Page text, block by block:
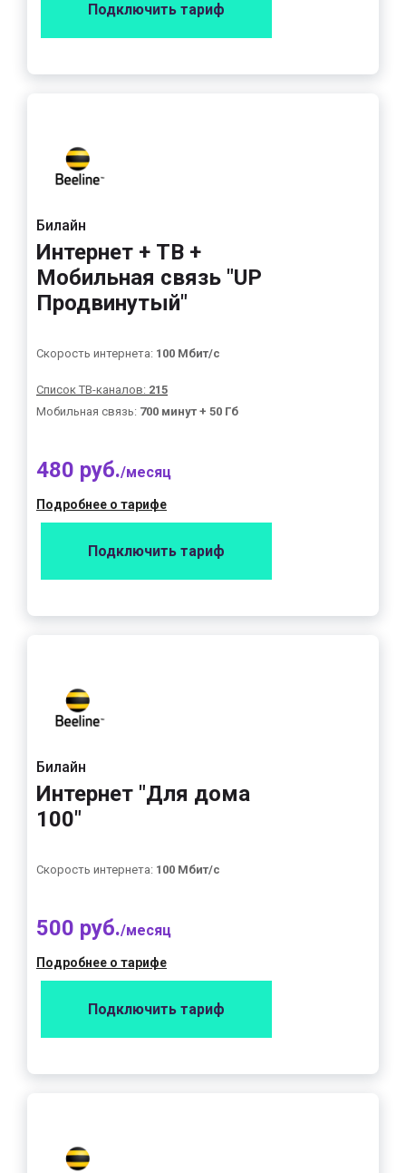
Подключить тариф
Билайн
Интернет + ТВ +
Мобильная связь "UP
Продвинутый"
Скорость интернета: 100 Мбит/с
Список ТВ-каналов: 215
Мобильная связь: 700 минут + 50 Гб
480 руб./месяц
Подробнее о тарифе
Подключить тариф
Билайн
Интернет "Для дома
100"
Скорость интернета: 100 Мбит/с
500 руб./месяц
Подробнее о тарифе
Подключить тариф